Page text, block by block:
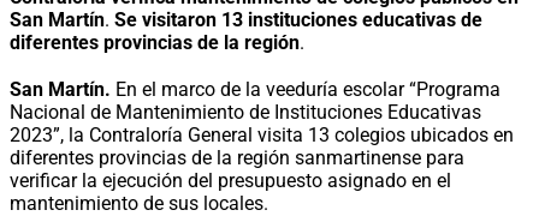
San Martín. Se visitaron 13 instituciones educativas de
diferentes provincias de la región.
San Martín. En el marco de la veeduría escolar “Programa
Nacional de Mantenimiento de Instituciones Educativas
2023”, la Contraloría General visita 13 colegios ubicados en
diferentes provincias de la región sanmartinense para
verificar la ejecución del presupuesto asignado en el
mantenimiento de sus locales.